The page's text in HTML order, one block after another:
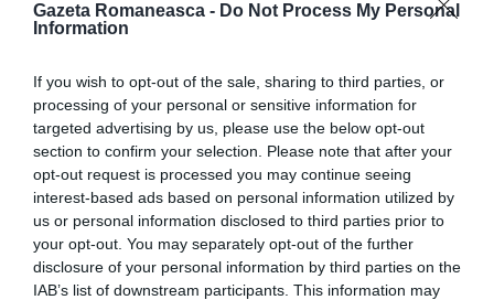
Gazeta Romaneasca - Do Not Process My Personal
Information
If you wish to opt-out of the sale, sharing to third parties, or
processing of your personal or sensitive information for
targeted advertising by us, please use the below opt-out
section to confirm your selection. Please note that after your
opt-out request is processed you may continue seeing
interest-based ads based on personal information utilized by
us or personal information disclosed to third parties prior to
your opt-out. You may separately opt-out of the further
disclosure of your personal information by third parties on the
IAB’s list of downstream participants. This information may
În acest sens, s-a constituit în grup de lucru
interministerial cu experţi din cadrul Ministerului
Agriculturii, Agenţia Domeniilor Statului şi Ministerul
Justiţiei care a lucrat la proiect. Totodată, în în
circuitul parlamentar există patru iniţiative
legislative pe această temă. „Există deja patru
iniţiative”, a declarat pentru econpmica.net Daniel
Botănoiu, secretar de stat în cadrul Ministerului.